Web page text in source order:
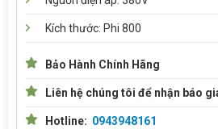
Kích thước: Phi 800
Bảo Hành Chính Hãng
Liên hệ chúng tôi để nhận báo
Hotline: 0943948161